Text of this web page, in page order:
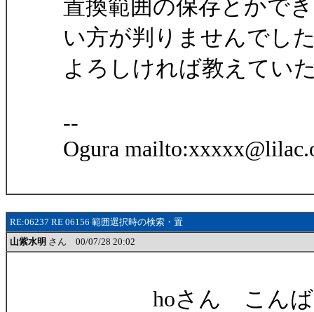
置換範囲の保存とかで
い方が判りませんでし
よろしければ教えてい
--
Ogura
RE:06237 RE 06156 範囲選択時の検索・置
山紫水明 さん 00/07/28 20:02
hoさん こんば